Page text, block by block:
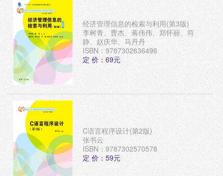
经济管理信息的检索与利用(第3版)
李树青、曹杰、蒋伟伟、郑怀丽、符
静、赵庆华、马丹丹
ISBN：9787302636496
定 价：69元
C语言程序设计(第2版)
张书云
ISBN：9787302570578
定 价：59元